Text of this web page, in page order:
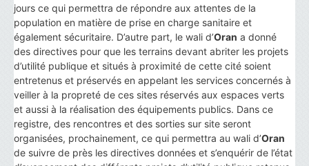
jours ce qui permettra de répondre aux attentes de la
population en matière de prise en charge sanitaire et
également sécuritaire. D’autre part, le wali d’Oran a donné
des directives pour que les terrains devant abriter les projets
d’utilité publique et situés à proximité de cette cité soient
entretenus et préservés en appelant les services concernés à
veiller à la propreté de ces sites réservés aux espaces verts
et aussi à la réalisation des équipements publics. Dans ce
registre, des rencontres et des sorties sur site seront
organisées, prochainement, ce qui permettra au wali d’Oran
de suivre de près les directives données et s’enquérir de l’état